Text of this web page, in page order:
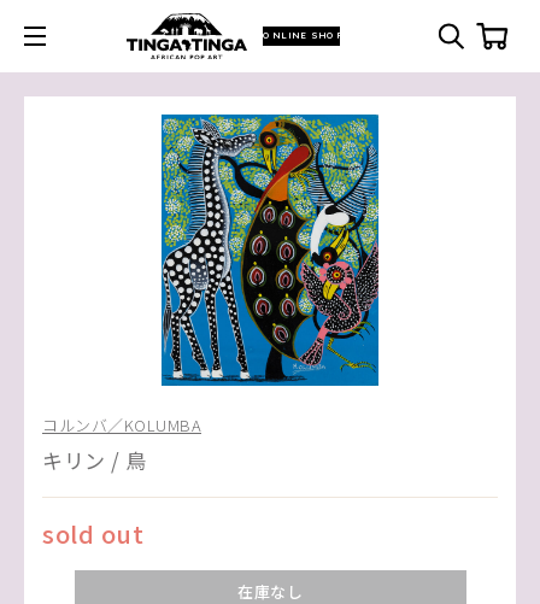
ONLINE SHOP
コルンバ／KOLUMBA
キリン / 鳥
sold out
在庫なし